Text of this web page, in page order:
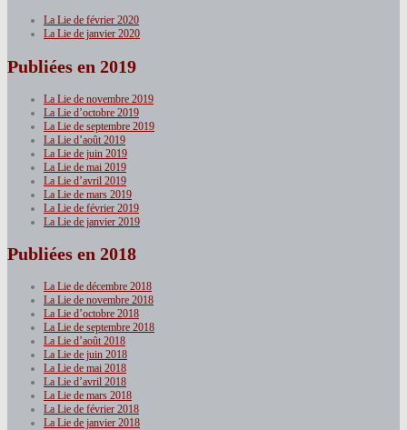
La Lie de février 2020
La Lie de janvier 2020
Publiées en 2019
La Lie de novembre 2019
La Lie d’octobre 2019
La Lie de septembre 2019
La Lie d’août 2019
La Lie de juin 2019
La Lie de mai 2019
La Lie d’avril 2019
La Lie de mars 2019
La Lie de février 2019
La Lie de janvier 2019
Publiées en 2018
La Lie de décembre 2018
La Lie de novembre 2018
La Lie d’octobre 2018
La Lie de septembre 2018
La Lie d’août 2018
La Lie de juin 2018
La Lie de mai 2018
La Lie d’avril 2018
La Lie de mars 2018
La Lie de février 2018
La Lie de janvier 2018